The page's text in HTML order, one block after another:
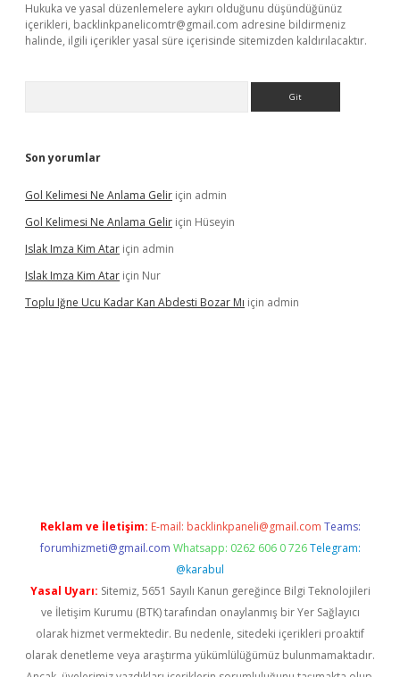
Hukuka ve yasal düzenlemelere aykırı olduğunu düşündüğünüz
içerikleri, backlinkpanelicomtr@gmail.com adresine bildirmeniz
halinde, ilgili içerikler yasal süre içerisinde sitemizden kaldırılacaktır.
Son yorumlar
Gol Kelimesi Ne Anlama Gelir için admin
Gol Kelimesi Ne Anlama Gelir için Hüseyin
Islak Imza Kim Atar için admin
Islak Imza Kim Atar için Nur
Toplu Iğne Ucu Kadar Kan Abdesti Bozar Mı için admin
Reklam ve İletişim: E-mail: backlinkpaneli@gmail.com Teams:
forumhizmeti@gmail.com Whatsapp: 0262 606 0 726 Telegram:
@karabul
Yasal Uyarı: Sitemiz, 5651 Sayılı Kanun gereğince Bilgi Teknolojileri
ve İletişim Kurumu (BTK) tarafından onaylanmış bir Yer Sağlayıcı
olarak hizmet vermektedir. Bu nedenle, sitedeki içerikleri proaktif
olarak denetleme veya araştırma yükümlülüğümüz bulunmamaktadır.